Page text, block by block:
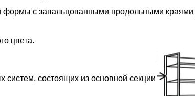
с завальцованными продольными краями
цвета.
состоящих из основной секции